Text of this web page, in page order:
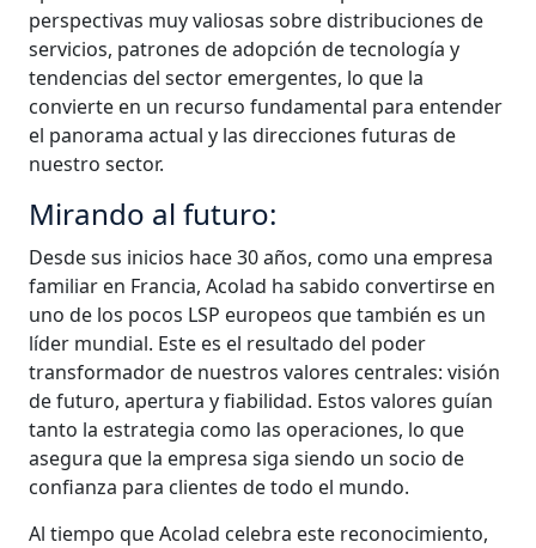
perspectivas muy valiosas sobre distribuciones de
servicios, patrones de adopción de tecnología y
tendencias del sector emergentes, lo que la
convierte en un recurso fundamental para entender
el panorama actual y las direcciones futuras de
nuestro sector.
Mirando al futuro:
Desde sus inicios hace 30 años, como una empresa
familiar en Francia, Acolad ha sabido convertirse en
uno de los pocos LSP europeos que también es un
líder mundial. Este es el resultado del poder
transformador de nuestros valores centrales: visión
de futuro, apertura y fiabilidad. Estos valores guían
tanto la estrategia como las operaciones, lo que
asegura que la empresa siga siendo un socio de
confianza para clientes de todo el mundo.
Al tiempo que Acolad celebra este reconocimiento,